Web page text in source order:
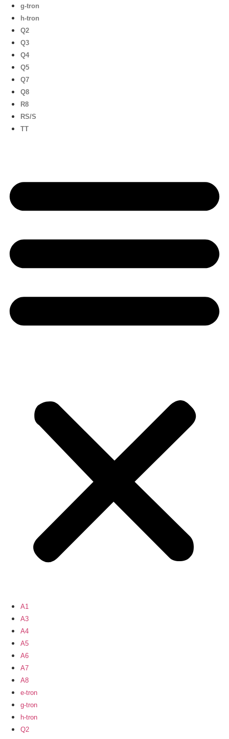
g-tron
h-tron
Q2
Q3
Q4
Q5
Q7
Q8
R8
RS/S
TT
A1
A3
A4
A5
A6
A7
A8
e-tron
g-tron
h-tron
Q2